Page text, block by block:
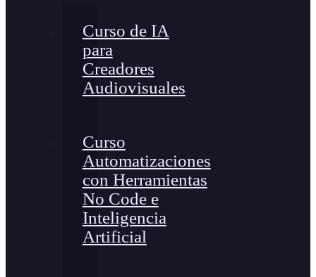
Curso de IA
para
Creadores
Audiovisuales
Curso
Automatizaciones
con Herramientas
No Code e
Inteligencia
Artificial